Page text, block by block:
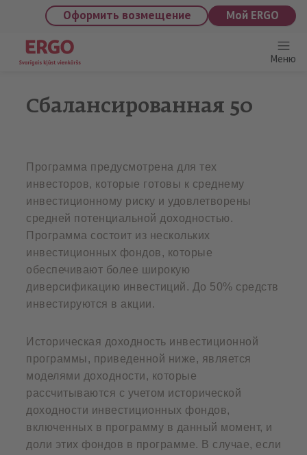
saturu
Оформить возмещение Мой ERGO
Меню
Сбалансированная 50
Программа предусмотрена для тех
инвесторов, которые готовы к среднему
инвестиционному риску и удовлетворены
средней потенциальной доходностью.
Программа состоит из нескольких
инвестиционных фондов, которые
обеспечивают более широкую
диверсификацию инвестиций. До 50% средств
инвестируются в акции.
Историческая доходность инвестиционной
программы, приведенной ниже, является
моделями доходности, которые
рассчитываются с учетом исторической
доходности инвестиционных фондов,
включенных в программу в данный момент, и
доли этих фондов в программе. В случае, если